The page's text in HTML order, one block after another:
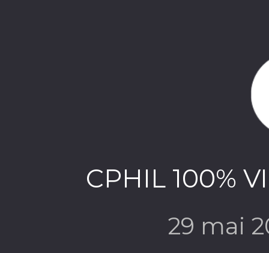
CPHIL 100%
29 mai